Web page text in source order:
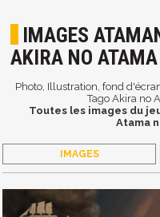
IMAGES
AKIRA NO
Photo, Illustration, fond
Tago Akira no
Toutes les images du
Atama
IMAGES